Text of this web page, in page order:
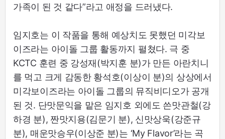
가족이 된 것 같다”라고 애정을 드러냈다.
임지호는 이 작품을 통해 예상치도 못했던 미각보
이즈라는 아이돌 그룹 활동까지 펼쳤다. 극 중
KCTC 훈련 중 강성재(박지훈 분)가 만든 아란치니
를 먹고 크게 감동한 황석호(이상이 분)의 상상에서
미각보이즈라는 아이돌 그룹의 뮤직비디오가 공개
된 것. 단맛문익을 맡은 임지호 외에도 쓴맛관철(강
하경 분), 짠맛지용(김문기 분), 신맛상욱(강준규
분), 매운맛승우(이상준 분)는 ‘My Flavor’라는 곡